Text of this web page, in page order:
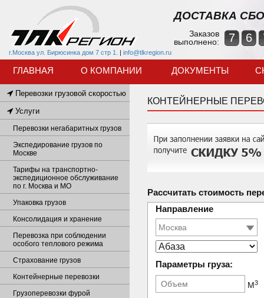
г.Москва ул. Бирюсинка дом 7 стр 1. | info@tlkregion.ru
ДОСТАВКА
Заказов
выполнено:
7 6
ГЛАВНАЯ О КОМПАНИИ ДОКУМЕНТЫ
КОНТЕЙНЕРНЫЕ
Рассчитать стоимость
Направление
Параметры груза:
М3
Перевозки грузовой скоростью
Услуги
Перевозки негабаритных грузов
Экспедирование грузов по
Москве
Тарифы на транспортно-
экспедиционное обслуживание
по г. Москва и МО
Упаковка грузов
Консолидация и хранение
Перевозка при соблюдении
особого теплового режима
Страхование грузов
Контейнерные перевозки
Грузоперевозки фурой